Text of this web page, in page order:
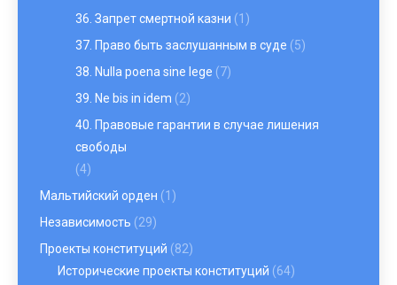
36. Запрет смертной казни (1)
37. Право быть заслушанным в суде (5)
38. Nulla poena sine lege (7)
39. Ne bis in idem (2)
40. Правовые гарантии в случае лишения
свободы
(4)
Мальтийский орден (1)
Независимость (29)
Проекты конституций (82)
Исторические проекты конституций (64)